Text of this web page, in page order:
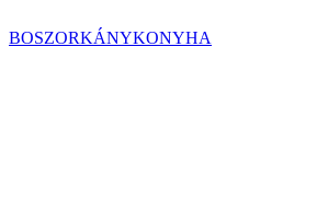
BOSZORKÁNYKONYHA